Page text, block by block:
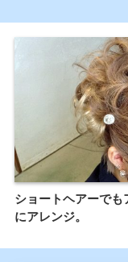
ショートヘアーでも
にアレンジ。